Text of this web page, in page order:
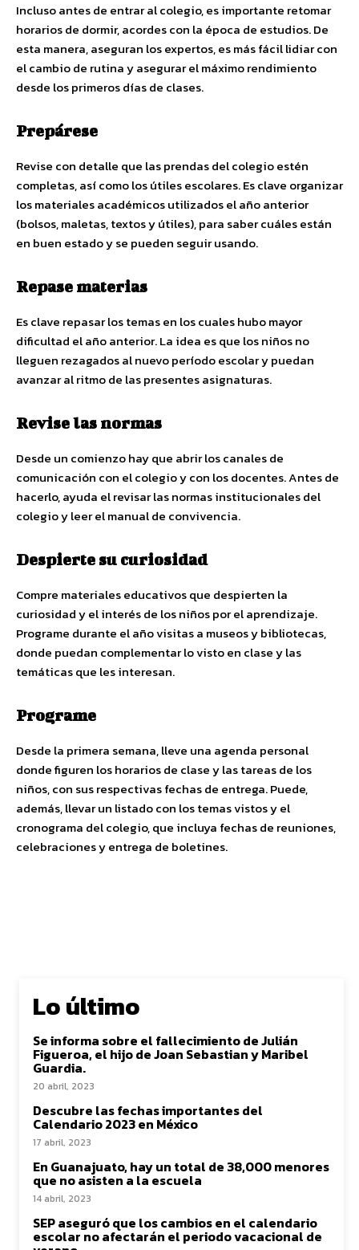
Incluso antes de entrar al colegio, es importante retomar
horarios de dormir, acordes con la época de estudios. De
esta manera, aseguran los expertos, es más fácil lidiar con
el cambio de rutina y asegurar el máximo rendimiento
desde los primeros días de clases.
Prepárese
Revise con detalle que las prendas del colegio estén
completas, así como los útiles escolares. Es clave organizar
los materiales académicos utilizados el año anterior
(bolsos, maletas, textos y útiles), para saber cuáles están
en buen estado y se pueden seguir usando.
Repase materias
Es clave repasar los temas en los cuales hubo mayor
dificultad el año anterior. La idea es que los niños no
lleguen rezagados al nuevo período escolar y puedan
avanzar al ritmo de las presentes asignaturas.
Revise las normas
Desde un comienzo hay que abrir los canales de
comunicación con el colegio y con los docentes. Antes de
hacerlo, ayuda el revisar las normas institucionales del
colegio y leer el manual de convivencia.
Despierte su curiosidad
Compre materiales educativos que despierten la
curiosidad y el interés de los niños por el aprendizaje.
Programe durante el año visitas a museos y bibliotecas,
donde puedan complementar lo visto en clase y las
temáticas que les interesan.
Programe
Desde la primera semana, lleve una agenda personal
donde figuren los horarios de clase y las tareas de los
niños, con sus respectivas fechas de entrega. Puede,
además, llevar un listado con los temas vistos y el
cronograma del colegio, que incluya fechas de reuniones,
celebraciones y entrega de boletines.
Lo último
Se informa sobre el fallecimiento de Julián
Figueroa, el hijo de Joan Sebastian y Maribel
Guardia.
20 abril, 2023
Descubre las fechas importantes del
Calendario 2023 en México
17 abril, 2023
En Guanajuato, hay un total de 38,000 menores
que no asisten a la escuela
14 abril, 2023
SEP aseguró que los cambios en el calendario
escolar no afectarán el periodo vacacional de